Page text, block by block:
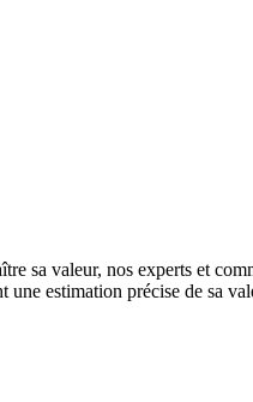
sa valeur, nos experts et
estimation précise de sa